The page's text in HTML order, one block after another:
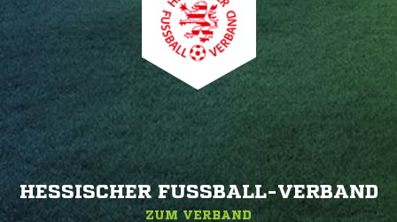
HESSISCHER FUSSBALL-VERBAND
ZUM VERBAND